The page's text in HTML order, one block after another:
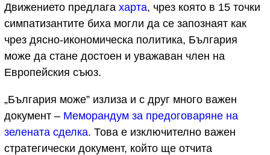
Движението предлага харта, чрез която в 15 точки
симпатизантите биха могли да се запознаят как
чрез дясно-икономическа политика, България
може да стане достоен и уважаван член на
Европейския съюз.
„България може” излиза и с друг много важен
документ – Меморандум за предоговаряне на
зелената сделка. Това е изключително важен
стратегически документ, който ще отчита